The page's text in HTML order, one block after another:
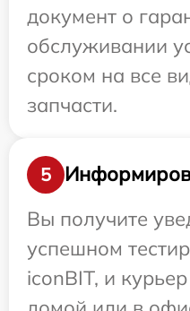
документ о
обслуживании
сроком на все
запчасти.
5
Вы получите
успешном
iconBIT, и